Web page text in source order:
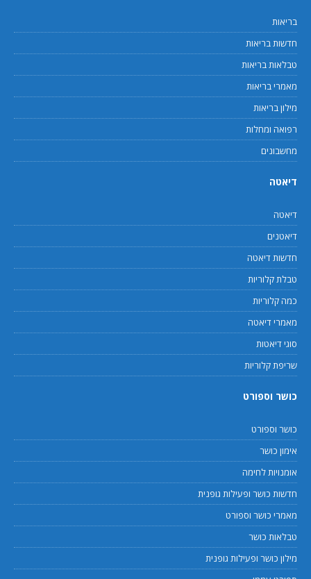
בריאות
חדשות בריאות
טבלאות בריאות
מאמרי בריאות
מילון בריאות
רפואה ומחלות
מחשבונים
דיאטה
דיאטה
דיאטנים
חדשות דיאטה
טבלת קלוריות
כמה קלוריות
מאמרי דיאטה
סוגי דיאטות
שריפת קלוריות
כושר וספורט
כושר וספורט
אימון כושר
אומנויות לחימה
חדשות כושר ופעילות גופנית
מאמרי כושר וספורט
טבלאות כושר
מילון כושר ופעילות גופנית